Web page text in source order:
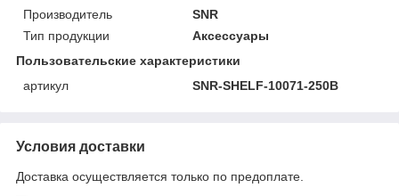
Производитель
SNR
Тип продукции
Аксессуары
Пользовательские характеристики
артикул
SNR-SHELF-10071-250B
Условия доставки
Доставка осуществляется только по предоплате.